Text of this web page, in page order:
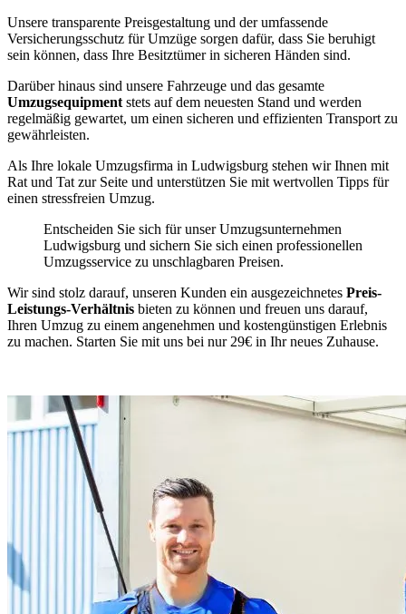
Unsere transparente Preisgestaltung und der umfassende
Versicherungsschutz für Umzüge sorgen dafür, dass Sie beruhigt
sein können, dass Ihre Besitztümer in sicheren Händen sind.
Darüber hinaus sind unsere Fahrzeuge und das gesamte
Umzugsequipment stets auf dem neuesten Stand und werden
regelmäßig gewartet, um einen sicheren und effizienten Transport zu
gewährleisten.
Als Ihre lokale Umzugsfirma in Ludwigsburg stehen wir Ihnen mit
Rat und Tat zur Seite und unterstützen Sie mit wertvollen Tipps für
einen stressfreien Umzug.
Entscheiden Sie sich für unser Umzugsunternehmen
Ludwigsburg und sichern Sie sich einen professionellen
Umzugsservice zu unschlagbaren Preisen.
Wir sind stolz darauf, unseren Kunden ein ausgezeichnetes Preis-
Leistungs-Verhältnis bieten zu können und freuen uns darauf,
Ihren Umzug zu einem angenehmen und kostengünstigen Erlebnis
zu machen. Starten Sie mit uns bei nur 29€ in Ihr neues Zuhause.